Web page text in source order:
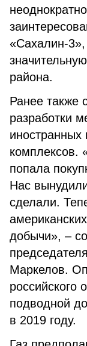
«Сахалин-3»,
района.
Ранее также
разработки
комплексов.
попала
Нас
сделали.
добычи», –
Маркелов.
российского
подводной
в 2019 году.